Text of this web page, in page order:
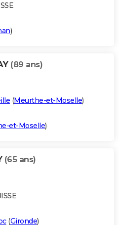
)
(89 ans)
(Meurthe-et-Moselle)
et-Moselle)
(65 ans)
(Gironde)